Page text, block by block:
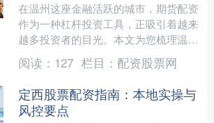
在温州这座金融活跃的城市，期货配资
作为一种杠杆投资工具，正吸引着越来
越多投资者的目光。本文为您梳理温州
期货配资的正规平台选择标准与核心操
作要点，帮助您在合规框架....
阅读： 127 栏目： 配资股票网
定西股票配资指南：本地实操与
风控要点